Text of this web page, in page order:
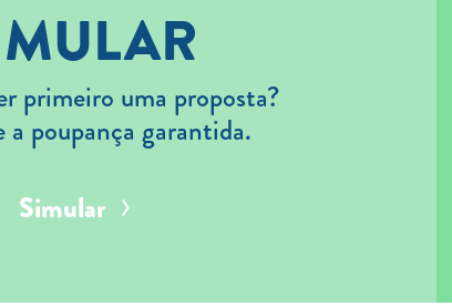
primeiro uma proposta?
poupança garantida.
Simular